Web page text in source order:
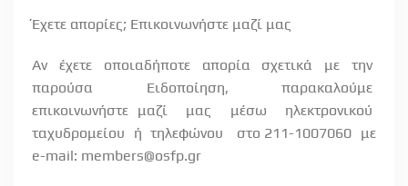
Έχετε απορίες; Επικοινωνήστε μαζί μας
Αν έχετε οποιαδήποτε απορία σχετικά με
την
παρούσα
Ειδοποίηση,
παρακαλούμε
επικοινωνήστε μαζί
μας μέσω
ηλεκτρονικού
ταχυδρομείου
ή τηλεφώνου στο 211-1007060 με
e-mail: members@osfp.gr